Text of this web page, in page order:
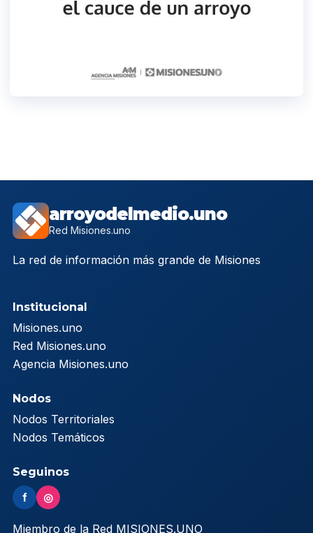
arroyodelmedio.uno
Red Misiones.uno
La red de información más grande de Misiones
Institucional
Misiones.uno
Red Misiones.uno
Agencia Misiones.uno
Nodos
Nodos Territoriales
Nodos Temáticos
Seguinos
f ◎
Miembro de la Red MISIONES.UNO